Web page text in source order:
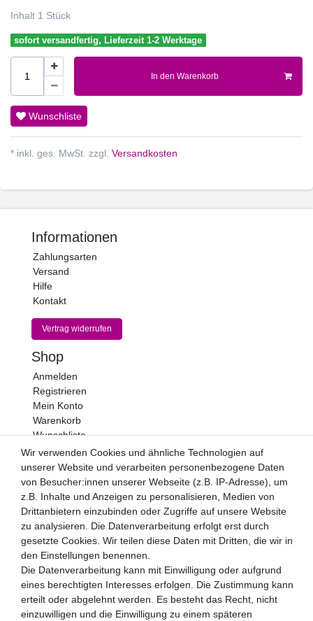
Inhalt 1 Stück
sofort versandfertig, Lieferzeit 1-2 Werktage
In den Warenkorb
Wunschliste
* inkl. ges. MwSt. zzgl. Versandkosten
Informationen
Zahlungsarten
Versand
Hilfe
Kontakt
Vertrag widerrufen
Shop
Anmelden
Registrieren
Mein Konto
Warenkorb
Wunschliste
Newsletter
E-MAIL **
Newsletter
Honig
Daten­schutz­erklärung
gelesen habe. Meine Einwilligung kann ich jederzeit
widerrufen.**
Abonnieren
** Hierbei handelt es sich um ein Pflichtfeld.
Zahlungsarten
Wir verwenden Cookies und ähnliche Technologien auf
unserer Website und verarbeiten personenbezogene Daten
von Besucher:innen unserer Webseite (z.B. IP-Adresse), um
z.B. Inhalte und Anzeigen zu personalisieren, Medien von
Drittanbietern einzubinden oder Zugriffe auf unsere Website
zu analysieren. Die Datenverarbeitung erfolgt erst durch
gesetzte Cookies. Wir teilen diese Daten mit Dritten, die wir in
den Einstellungen benennen.
Die Datenverarbeitung kann mit Einwilligung oder aufgrund
eines berechtigten Interesses erfolgen. Die Zustimmung kann
erteilt oder abgelehnt werden. Es besteht das Recht, nicht
einzuwilligen und die Einwilligung zu einem späteren